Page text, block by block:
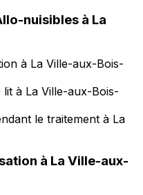
nuisibles à La
à La Ville-aux-Bois-
à La Ville-aux-Bois-
le traitement à La
à La Ville-aux-